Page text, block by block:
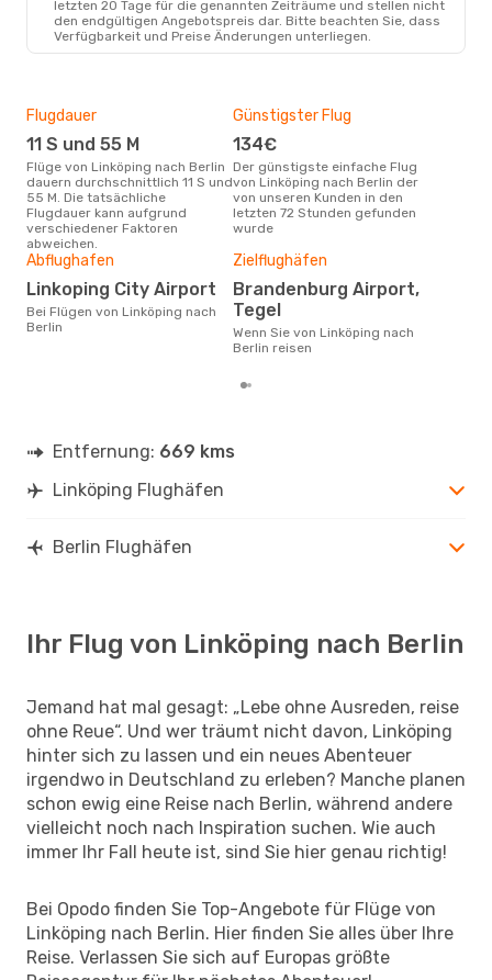
letzten 20 Tage für die genannten Zeiträume und stellen nicht
den endgültigen Angebotspreis dar. Bitte beachten Sie, dass
Verfügbarkeit und Preise Änderungen unterliegen.
Flugdauer
11 S und 55 M
Flüge von Linköping nach Berlin
dauern durchschnittlich 11 S und
55 M. Die tatsächliche
Flugdauer kann aufgrund
verschiedener Faktoren
abweichen.
Günstigster Flug
134€
Der günstigste einfache Flug
von Linköping nach Berlin der
von unseren Kunden in den
letzten 72 Stunden gefunden
wurde
Abflughafen
Linkoping City Airport
Bei Flügen von Linköping nach
Berlin
Zielflughäfen
Brandenburg Airport,
Tegel
Wenn Sie von Linköping nach
Berlin reisen
Entfernung: 669 kms
Linköping Flughäfen
Berlin Flughäfen
Ihr Flug von Linköping nach Berlin
Jemand hat mal gesagt: „Lebe ohne Ausreden, reise
ohne Reue“. Und wer träumt nicht davon, Linköping
hinter sich zu lassen und ein neues Abenteuer
irgendwo in Deutschland zu erleben? Manche planen
schon ewig eine Reise nach Berlin, während andere
vielleicht noch nach Inspiration suchen. Wie auch
immer Ihr Fall heute ist, sind Sie hier genau richtig!
Bei Opodo finden Sie Top-Angebote für Flüge von
Linköping nach Berlin. Hier finden Sie alles über Ihre
Reise. Verlassen Sie sich auf Europas größte